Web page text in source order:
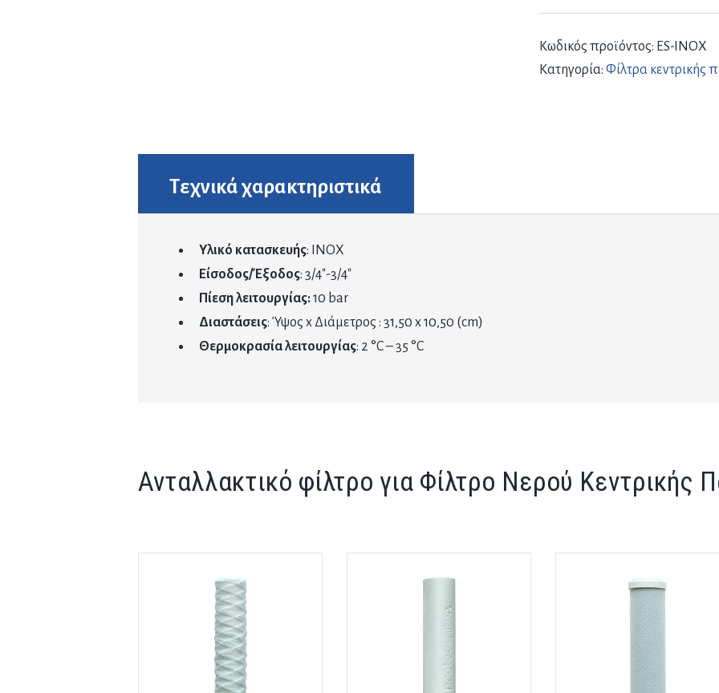
Κωδικός προϊόντος: ES-INOX
Κατηγορία: Φίλτρα κεντρικής
Τεχνικά χαρακτηριστικά
Υλικό κατασκευής: INOX
Είσοδος/Έξοδος: 3/4″-3/4″
Πίεση λειτουργίας:10 bar
Διαστάσεις: Ύψος x Διάμετρος : 31,50 x 10,50 (cm)
Θερμοκρασία λειτουργίας: 2 °C – 35 °C
Ανταλλακτικό φίλτρο για Φίλτρο Νερού Κεντρικής